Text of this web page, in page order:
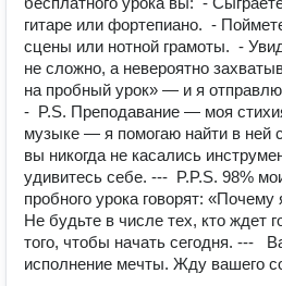
гитаре или фортепиано. -
сцены или нотной грамоты. -
не сложно, а невероятно
на пробный урок» — и я
- P.S. Преподавание — моя
музыке — я помогаю найти в ней
вы никогда не касались
удивитесь себе. --- P.P.S. 98%
пробного урока говорят:
Не будьте в числе тех, кто ждет
того, чтобы начать сегодня. ---
исполнение мечты. Жду вашего